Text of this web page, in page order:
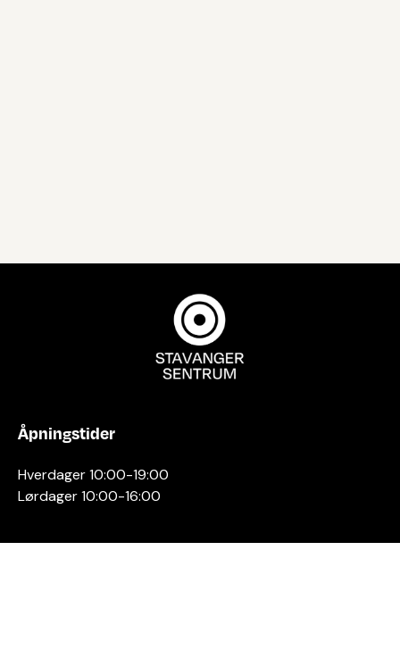
Åpningstider
Hverdager 10:00-19:00
Lørdager 10:00-16:00